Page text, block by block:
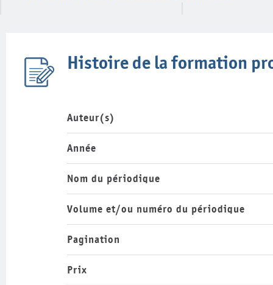
Histoire de la formation
Auteur(s)
Année
Nom du périodique
Volume et/ou numéro du périodique
Pagination
Prix